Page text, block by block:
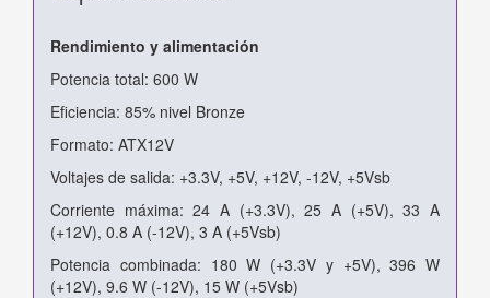
Rendimiento y alimentación
Potencia total: 600 W
Eficiencia: 85% nivel Bronze
Formato: ATX12V
Voltajes de salida: +3.3V, +5V, +12V, -12V, +5Vsb
Corriente máxima: 24 A (+3.3V), 25 A (+5V), 33 A
(+12V), 0.8 A (-12V), 3 A (+5Vsb)
Potencia combinada: 180 W (+3.3V y +5V), 396 W
(+12V), 9.6 W (-12V), 15 W (+5Vsb)